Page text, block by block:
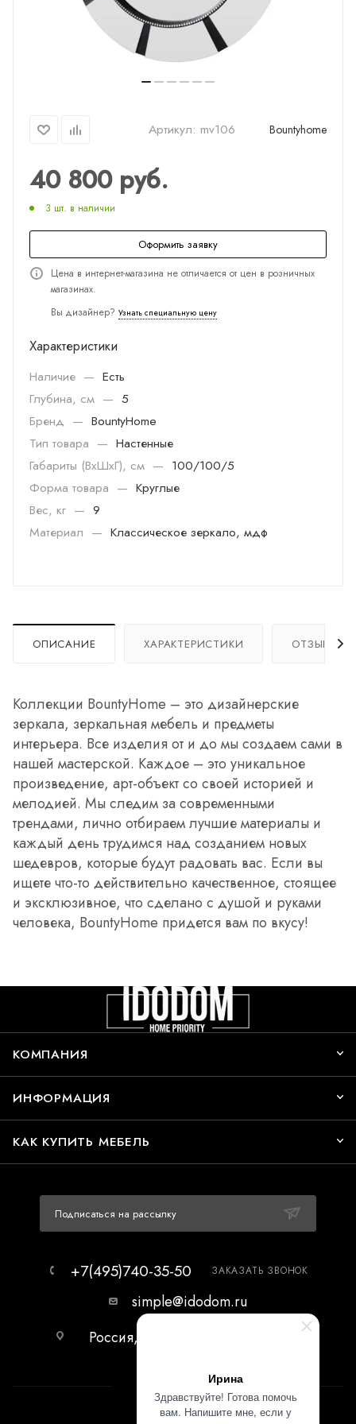
Ирина
Здравствуйте! Готова помочь
вам. Напишите мне, если у
Артикул: mv106 Bountyhome
40 800руб.
3 шт. в наличии
Оформить заявку
Цена в интернет-магазина не отличается от цен в розничных
магазинах.
Вы дизайнер? Узнать специальную цену
Характеристики
Наличие — Есть
Глубина, см — 5
Бренд — BountyHome
Тип товара — Настенные
Габариты (ВхШхГ), см — 100/100/5
Форма товара — Круглые
Вес, кг — 9
Материал — Классическое зеркало, мдф
ОПИСАНИЕ ХАРАКТЕРИСТИКИ ОТЗЫВЫ
Коллекции BountyHome – это дизайнерские
зеркала, зеркальная мебель и предметы
интерьера. Все изделия от и до мы создаем сами в
нашей мастерской. Каждое – это уникальное
произведение, арт-объект со своей историей и
мелодией. Мы следим за современными
трендами, лично отбираем лучшие материалы и
каждый день трудимся над созданием новых
шедевров, которые будут радовать вас. Если вы
ищете что-то действительно качественное, стоящее
и эксклюзивное, что сделано с душой и руками
человека, BountyHome придется вам по вкусу!
КОМПАНИЯ
ИНФОРМАЦИЯ
КАК КУПИТЬ МЕБЕЛЬ
Подписаться на рассылку
+7(495)740-35-50 ЗАКАЗАТЬ ЗВОНОК
simple@idodom.ru
Россия, г.Москва, МЦ Гранд-2,